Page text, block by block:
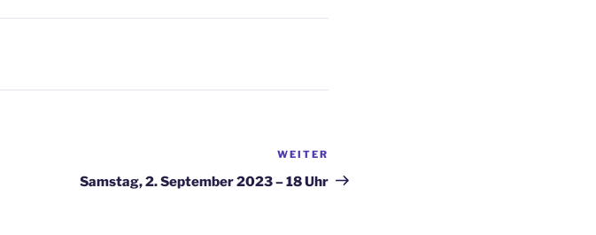
Beitrag
WEITER
Samstag, 2. September 2023 – 18 Uhr